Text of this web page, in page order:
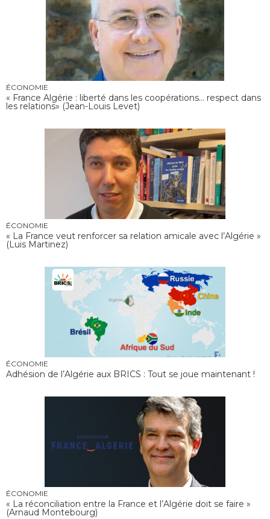
ÉCONOMIE
« France Algérie : liberté dans les coopérations… respect dans
les relations» (Jean-Louis Levet)
ÉCONOMIE
« La France veut renforcer sa relation amicale avec l’Algérie »
(Luis Martinez)
ÉCONOMIE
Adhésion de l’Algérie aux BRICS : Tout se joue maintenant !
ÉCONOMIE
« La réconciliation entre la France et l’Algérie doit se faire »
(Arnaud Montebourg)